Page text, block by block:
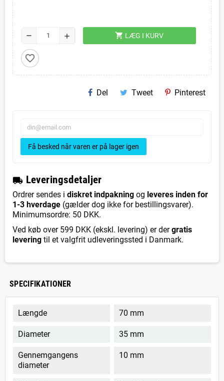
remove add shopping_cart LÆG I KURV
favorite_border
Del Tweet Pinterest
Få besked når varen er på lager igen
local_shipping Leveringsdetaljer
Ordrer sendes i diskret indpakning og leveres inden for
1-3 hverdage (gælder dog ikke for bestillingsvarer).
Minimumsordre: 50 DKK.
Ved køb over 599 DKK (ekskl. levering) er dergratis
levering til et valgfrit udleveringssted i Danmark.
SPECIFIKATIONER
Længde 70 mm
Diameter 35 mm
Gennemgangens
diameter
10 mm